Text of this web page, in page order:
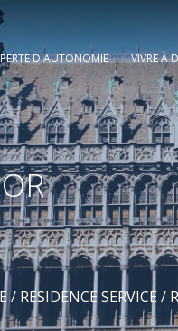
PERTE D'AUTONOMIE VIVRE À
/ RESIDENCE SERVICE/